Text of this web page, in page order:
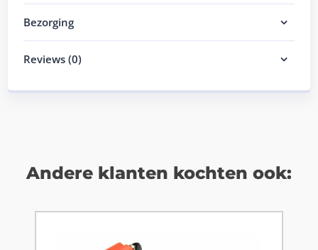
Bezorging
Reviews (0)
Andere klanten kochten ook: